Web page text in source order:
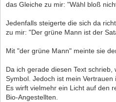
das Gleiche zu mir: "Wähl bloß
Jedenfalls steigerte die sich da
zu mir: "Der grüne Mann ist der
Mit "der grüne Mann" meinte sie
Da ich gerade diesen Text schrieb,
Symbol. Jedoch ist mein Vertrauen
Es wirft vielmehr ein Licht auf den
Bio-Angestellten.